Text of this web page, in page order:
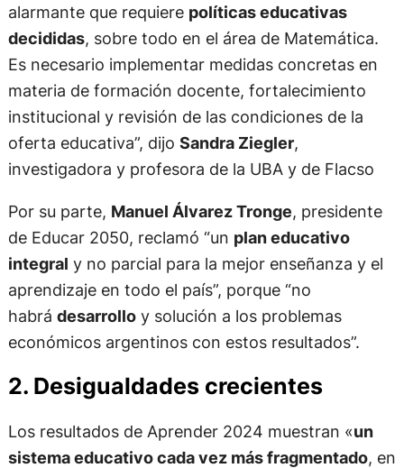
alarmante que requiere políticas educativas
decididas, sobre todo en el área de Matemática.
Es necesario implementar medidas concretas en
materia de formación docente, fortalecimiento
institucional y revisión de las condiciones de la
oferta educativa”, dijo Sandra Ziegler,
investigadora y profesora de la UBA y de Flacso
Por su parte, Manuel Álvarez Tronge, presidente
de Educar 2050, reclamó “un plan educativo
integral y no parcial para la mejor enseñanza y el
aprendizaje en todo el país”, porque “no
habrá desarrolloy solución a los problemas
económicos argentinos con estos resultados”.
2. Desigualdades crecientes
Los resultados de Aprender 2024 muestran «un
sistema educativo cada vez más fragmentado, en